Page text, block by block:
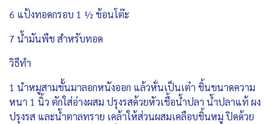
6 แป้งทอดกรอบ 1 ½ ช้อนโต๊ะ
7 น้ำมันพืช สำหรับทอด
วิธีทำ
1 นำหมูสามชั้นมาลอกหนังออก แล้วหั่นเป็นเต๋า ชิ้นขนาดความ
หนา 1 นิ้ว ตักใส่อ่างผสม ปรุงรสด้วยหัวเชื้อน้ำปลา น้ำปลาแท้ ผง
ปรุงรส และน้ำตาลทราย เคล้าให้ส่วนผสมเคลือบชิ้นหมู ปิดด้วย